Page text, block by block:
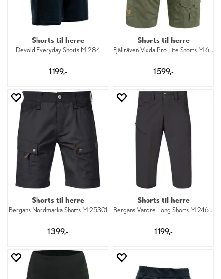
Shorts til herre
Devold Everyday Shorts M 284
1 199,-
Shorts til herre
Fjällräven Vidda Pro Lite Shorts M 625
1 599,-
Shorts til herre
Bergans Nordmarka Shorts M 25301
1 399,-
Shorts til herre
Bergans Vandre Long Shorts M 24616
1 199,-